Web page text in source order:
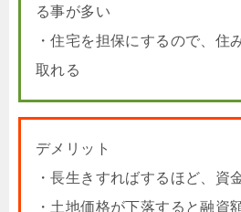
る事が多い
・住宅を担保にするので、住
取れる
デメリット
・長生きすればするほど、資
・土地価格が下落すると融資